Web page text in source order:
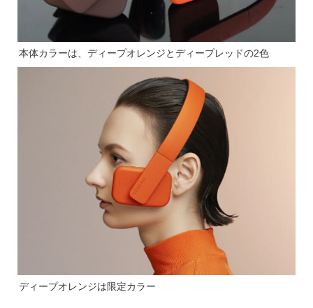
本体カラーは、ディープオレンジとディープレッドの2色
ディープオレンジは限定カラー